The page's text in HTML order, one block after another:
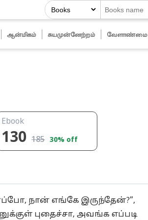
ஆன்மிகம் சுயமுன்னேற்றம் வேளாண்மை
Ebook
130 185 30% off
நான் எங்கே இருந்தேன்?”,
புதைச்சா, அவங்க எப்படி